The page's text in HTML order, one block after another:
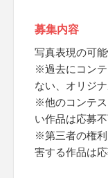
募集内容
写真表現の可
※過去にコン
ない、オリジ
※他のコンテ
い作品は応募
※第三者の権
害する作品は